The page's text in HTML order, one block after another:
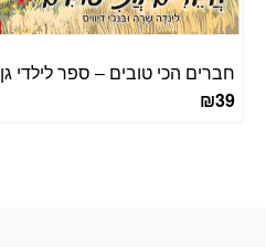
חברים הכי טובים – ספר לילדי גן
₪39